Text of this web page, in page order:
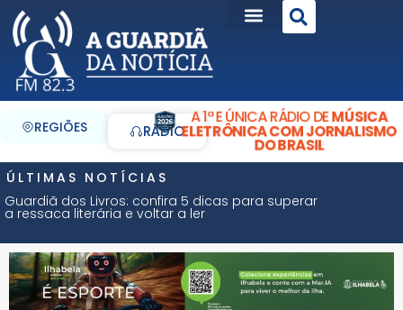
REGIÕES RÁDIO
A 1ª E ÚNICA RÁDIO DEMÚSICA
ELETRÔNICA COM JORNALISMO
DO BRASIL
ÚLTIMAS NOTÍCIAS
Guardiã dos Livros: confira 5 dicas para superar
a ressaca literária e voltar a ler